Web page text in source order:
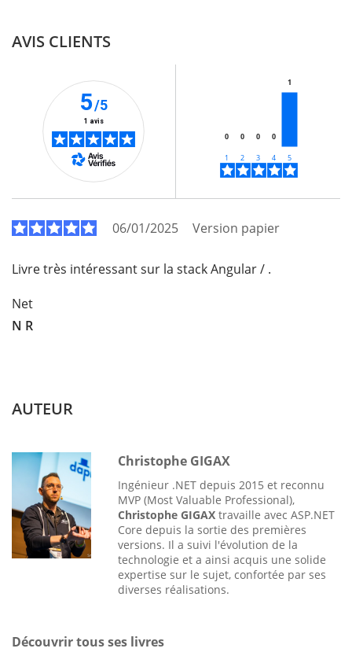
AVIS CLIENTS
5/5
1 avis
0 0 0 0
1
06/01/2025 Version papier
Livre très intéressant sur la stack Angular / .
Net
N R
AUTEUR
Christophe GIGAX
Ingénieur .NET depuis 2015 et reconnu
MVP (Most Valuable Professional),
Christophe GIGAX travaille avec ASP.NET
Core depuis la sortie des premières
versions. Il a suivi l'évolution de la
technologie et a ainsi acquis une solide
expertise sur le sujet, confortée par ses
diverses réalisations.
Découvrir tous ses livres